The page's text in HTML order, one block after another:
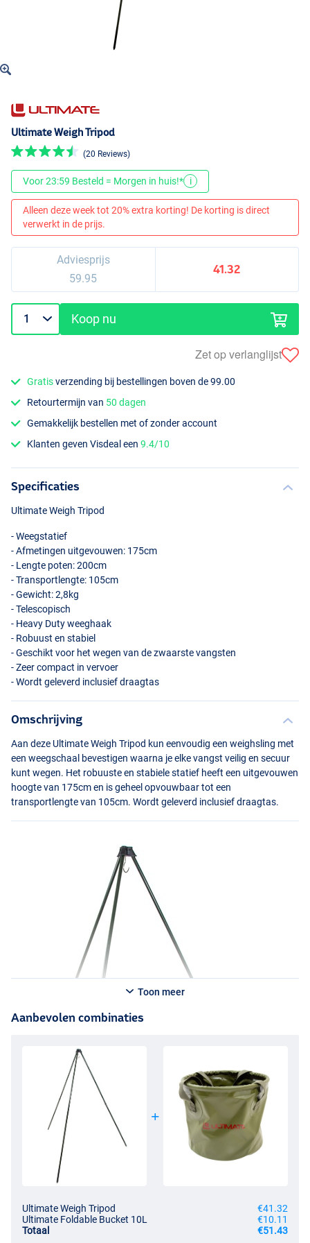
Ultimate Weigh Tripod
(20 Reviews)
Voor 23:59 Besteld = Morgen in huis!* i
Alleen deze week tot 20% extra korting! De korting is direct
verwerkt in de prijs.
Adviesprijs
59.95
41.32
Koop nu
Zet op verlanglijst
Gratisverzending bij bestellingen boven de 99.00
Retourtermijn van 50 dagen
Gemakkelijk bestellen met of zonder account
Klanten geven Visdeal een9.4/10
Specificaties
Ultimate Weigh Tripod
- Weegstatief
- Afmetingen uitgevouwen: 175cm
- Lengte poten: 200cm
- Transportlengte: 105cm
- Gewicht: 2,8kg
- Telescopisch
- Heavy Duty weeghaak
- Robuust en stabiel
- Geschikt voor het wegen van de zwaarste vangsten
- Zeer compact in vervoer
- Wordt geleverd inclusief draagtas
Omschrijving
Aan deze Ultimate Weigh Tripod kun eenvoudig een weighsling met
een weegschaal bevestigen waarna je elke vangst veilig en secuur
kunt wegen. Het robuuste en stabiele statief heeft een uitgevouwen
hoogte van 175cm en is geheel opvouwbaar tot een
transportlengte van 105cm. Wordt geleverd inclusief draagtas.
Toon meer
Aanbevolen combinaties
Ultimate Weigh Tripod
€41.32
Ultimate Foldable Bucket 10L
€10.11
Totaal
€51.43